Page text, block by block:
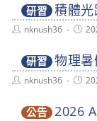
研習 積體
Postnknush36
Post
研習 物理
Postnknush36
Post
公告 2026